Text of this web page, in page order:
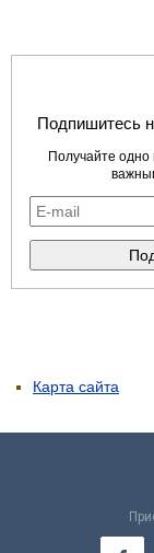
Подпишитесь
Получайте одно
Карта сайта